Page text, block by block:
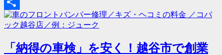
Line
共
「納得の車検」を安く！越谷市で創業